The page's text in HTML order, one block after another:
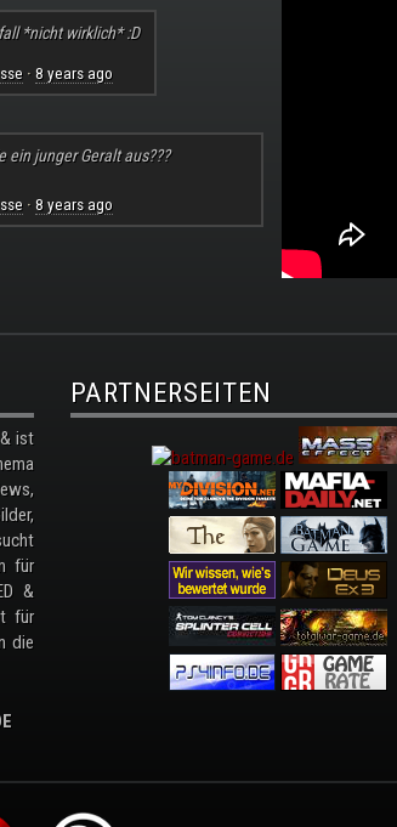
*nicht wirklich* :D
· 8 years ago
ein junger Geralt aus???
· 8 years ago
ist
für
&
für
die
PARTNERSEITEN